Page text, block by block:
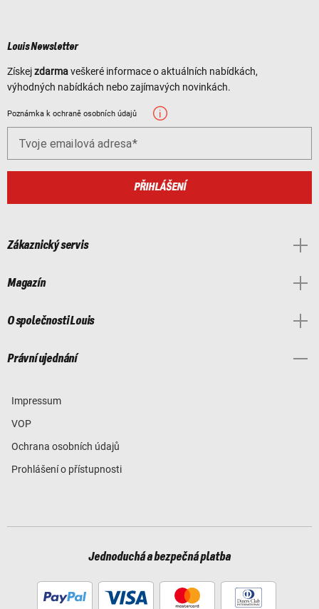
Louis Newsletter
Získejzdarmaveškeré informace o aktuálních nabídkách,
výhodných nabídkách nebo zajímavých novinkách.
Poznámka k ochraně osobních údajů
Tvoje emailová adresa
PŘIHLÁŠENÍ
Zákaznický servis
Magazín
O společnosti Louis
Právní ujednání
Impressum
VOP
Ochrana osobních údajů
Prohlášení o přístupnosti
Jednoduchá a bezpečná platba